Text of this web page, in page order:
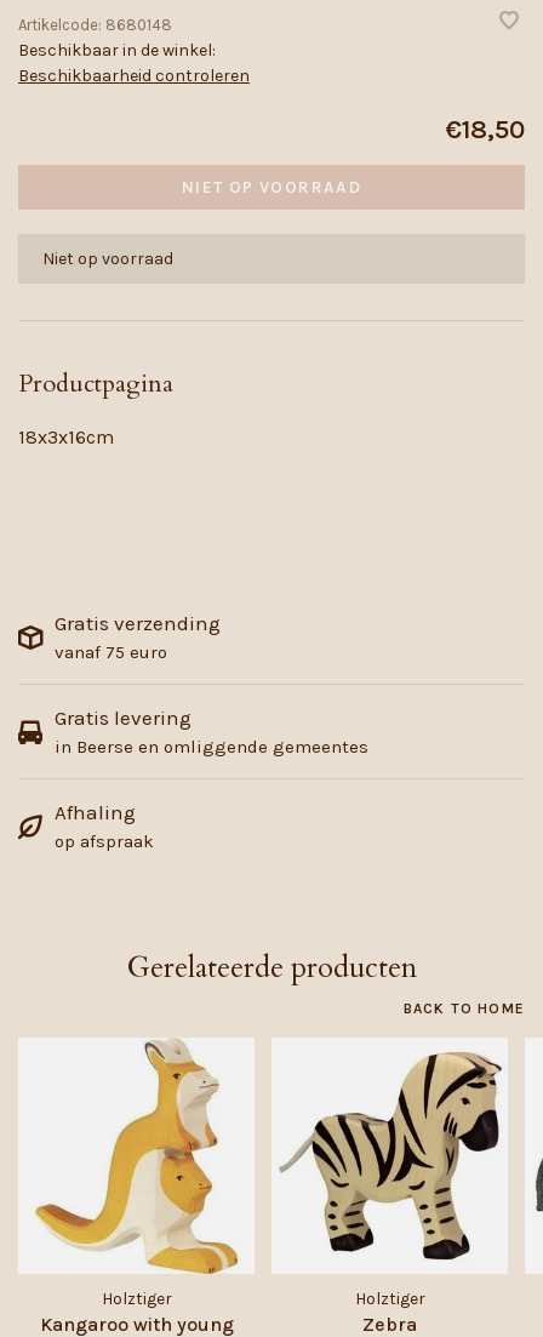
Artikelcode: 8680148
Beschikbaar in de winkel:
Beschikbaarheid controleren
€18,50
NIET OP VOORRAAD
Niet op voorraad
Productpagina
18x3x16cm
Gratis verzending
vanaf 75 euro
Gratis levering
in Beerse en omliggende gemeentes
Afhaling
op afspraak
Gerelateerde producten
BACK TO HOME
Holztiger
Kangaroo with young
Holztiger
Zebra